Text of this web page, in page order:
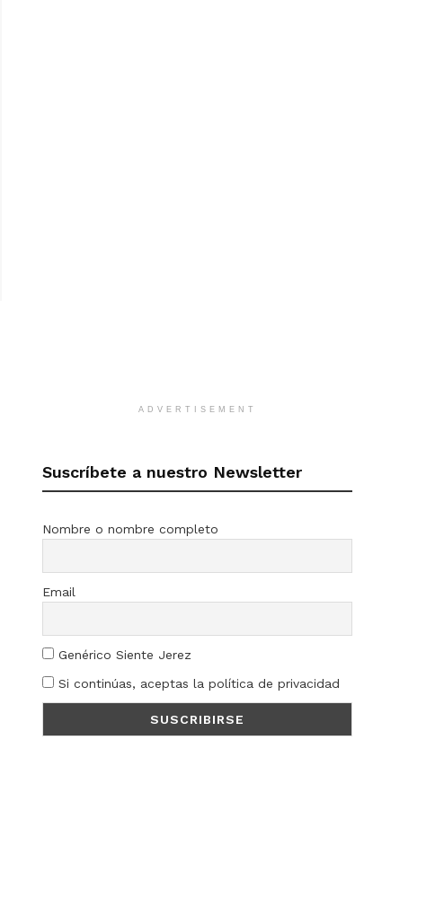
ADVERTISEMENT
Suscríbete a nuestro Newsletter
Nombre o nombre completo
Email
Genérico Siente Jerez
Si continúas, aceptas la política de privacidad